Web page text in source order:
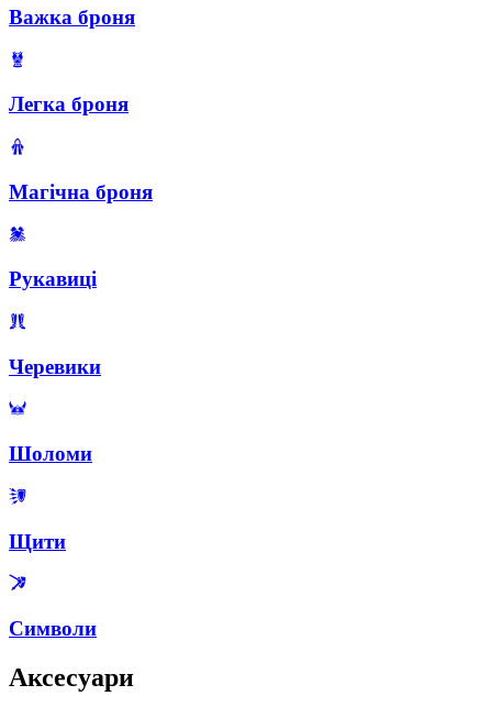
Важка броня
Легка броня
Магічна броня
Рукавиці
Черевики
Шоломи
Щити
Символи
Аксесуари